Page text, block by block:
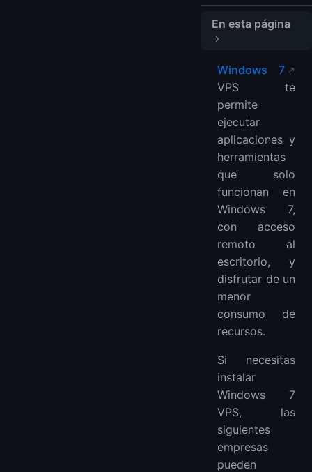
En esta página
1. LightNode
3. ServerPoint: $12
5.REGXA: $7.5
FAQ
¿Es bueno Windows VPS?
Windows 7
VPS te
permite
ejecutar
aplicaciones y
herramientas
que solo
funcionan en
Windows 7,
con acceso
remoto al
escritorio, y
disfrutar de un
menor
consumo de
recursos.
Si necesitas
instalar
Windows 7
VPS, las
siguientes
empresas
pueden